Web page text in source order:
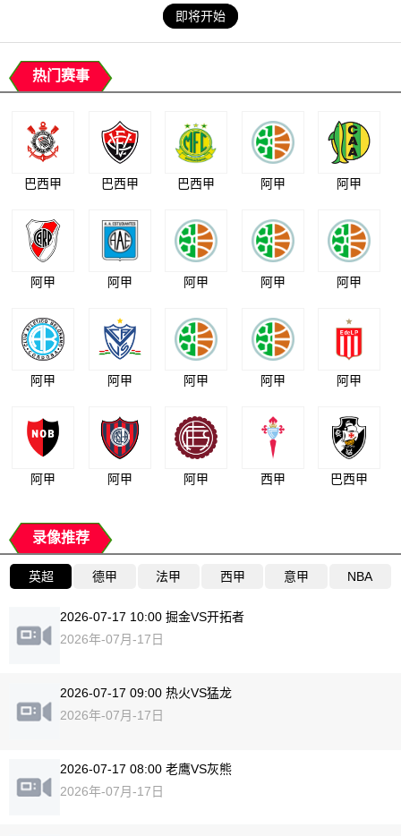
即将开始
热门赛事
巴西甲 巴西甲 巴西甲 阿甲 阿甲
阿甲 阿甲 阿甲 阿甲 阿甲
阿甲 阿甲 阿甲 阿甲 阿甲
阿甲 阿甲 阿甲 西甲 巴西甲
录像推荐
英超 德甲 法甲 西甲 意甲 NBA
2026-07-17 10:00 掘金VS开拓者
2026年-07月-17日
2026-07-17 09:00 热火VS猛龙
2026年-07月-17日
2026-07-17 08:00 老鹰VS灰熊
2026年-07月-17日